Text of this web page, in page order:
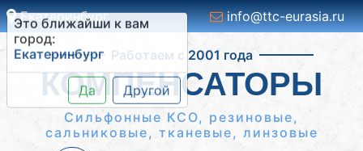
Екатеринбург
Это ближайши к вам
город:
Екатеринбург
Да Другой
info@ttc-eurasia.ru
Работаем с 2001 года
КОМПЕНСАТОРЫ
Сильфонные КСО, резиновые,
сальниковые, тканевые, линзовые